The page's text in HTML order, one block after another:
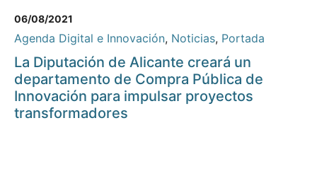
06/08/2021
Agenda Digital e Innovación, Noticias, Portada
La Diputación de Alicante creará un
departamento de Compra Pública de
Innovación para impulsar proyectos
transformadores